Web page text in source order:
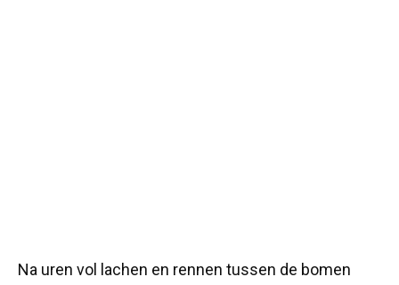
Na uren vol lachen en rennen tussen de bomen